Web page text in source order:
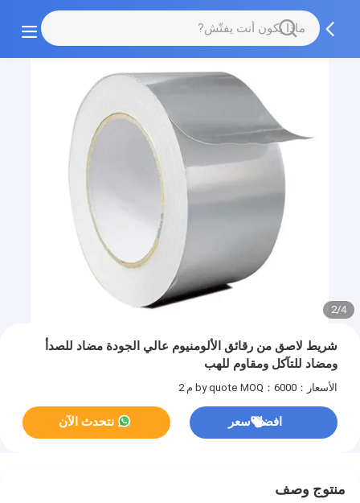
2/4
شريط لاصق من رقائق الألومنيوم عالي الجودة مضاد للصدأ
ومضاد للتآكل ومقاوم للهب
الأسعار：by quote MOQ：6000 م 2
افضل سعر نتحدث الآن
منتوج وصف